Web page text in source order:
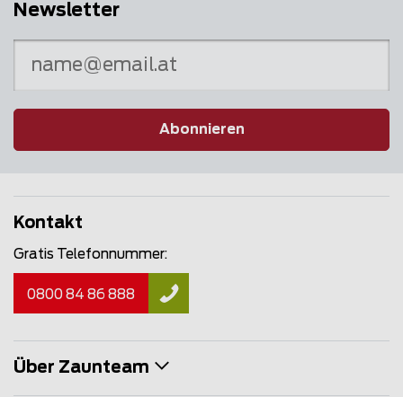
Newsletter
Abonnieren
Kontakt
Gratis Telefonnummer:
0800 84 86 888
Über Zaunteam